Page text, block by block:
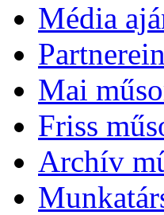
Média
Mai
Friss
Archív